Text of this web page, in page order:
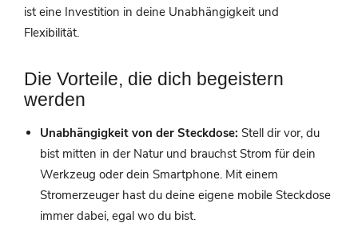
ist eine Investition in deine Unabhängigkeit und
Flexibilität.
Die Vorteile, die dich begeistern
werden
Unabhängigkeit von der Steckdose: Stell dir vor, du
bist mitten in der Natur und brauchst Strom für dein
Werkzeug oder dein Smartphone. Mit einem
Stromerzeuger hast du deine eigene mobile Steckdose
immer dabei, egal wo du bist.